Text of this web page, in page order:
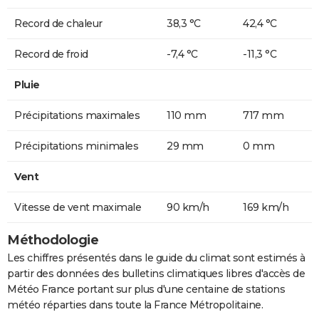
Record de chaleur 38,3 °C 42,4 °C
Record de froid -7,4 °C -11,3 °C
Pluie
Précipitations maximales 110 mm 717 mm
Précipitations minimales 29 mm 0 mm
Vent
Vitesse de vent maximale 90 km/h 169 km/h
Méthodologie
Les chiffres présentés dans le guide du climat sont estimés à
partir des données des bulletins climatiques libres d'accès de
Météo France portant sur plus d'une centaine de stations
météo réparties dans toute la France Métropolitaine.